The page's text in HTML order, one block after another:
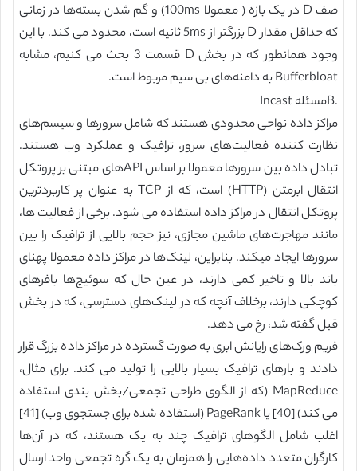
صف D در یک بازه ( معمولا 100ms) و گم شدن بسته‌ها در زمانی
که حداقل مقدار D بزرگتر از 5ms ثانیه است، محدود می کند. با این
وجود همانطور که در بخش D قسمت 3 بحث می کنیم، مشابه
Bufferbloat به دامنه‌های بی سیم مربوط است.
.Bمسئله Incast
مراکز داده نواحی محدودی هستند که شامل سرورها و سیسم‌های
نظارت کننده فعالیت‌های سرور، ترافیک و عملکرد وب هستند.
تبادل داده بین سرورها معمولا بر اساس APIهای مبتنی بر پروتکل
انتقال ابرمتن (HTTP) است، که از TCP به عنوان پر کاربردترین
پروتکل انتقال در مراکز داده استفاده می شود. برخی از فعالیت ها،
مانند مهاجرت‌های ماشین مجازی، نیز حجم بالایی از ترافیک را بین
سرورها ایجاد میکند. بنابراین، لینک‌ها در مراکز داده معمولا پهنای
باند بالا و تاخیر کمی دارند، در عین حال که سوئیچ‌ها بافرهای
کوچکی دارند، برخلاف آنچه که در لینک‌های دسترسی، که در بخش
قبل گفته شد، رخ می دهد.
فریم ورک‌های رایانش ابری به صورت گسترده در مراکز داده بزرگ قرار
دادند و بارهای ترافیک بسیار بالایی را تولید می کند. برای مثال،
MapReduce (که از الگوی طراحی تجمعی/بخش بندی استفاده
می کند) [40] یا PageRank (استفاده شده برای جستجوی وب) [41]
اغلب شامل الگوهای ترافیک چند به یک هستند، که در آن‌ها
کارگران متعدد داده‌هایی را همزمان به یک گره تجمعی واحد ارسال